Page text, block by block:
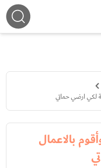
لكي ارضي حماتي
بالاعمال